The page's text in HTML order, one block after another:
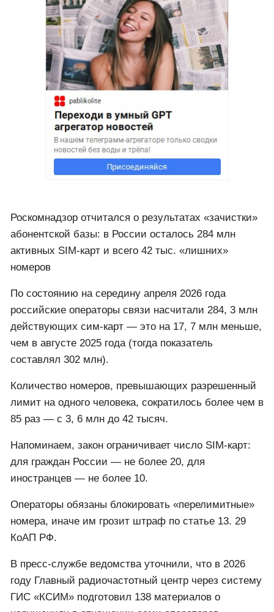
Роскомнадзор отчитался о результатах «зачистки»
абонентской базы: в России осталось 284 млн
активных SIM-карт и всего 42 тыс. «лишних»
номеров
По состоянию на середину апреля 2026 года
российские операторы связи насчитали 284, 3 млн
действующих сим-карт — это на 17, 7 млн меньше,
чем в августе 2025 года (тогда показатель
составлял 302 млн).
Количество номеров, превышающих разрешенный
лимит на одного человека, сократилось более чем в
85 раз — с 3, 6 млн до 42 тысяч.
Напоминаем, закон ограничивает число SIM-карт:
для граждан России — не более 20, для
иностранцев — не более 10.
Операторы обязаны блокировать «перелимитные»
номера, иначе им грозит штраф по статье 13. 29
КоАП РФ.
В пресс-службе ведомства уточнили, что в 2026
году Главный радиочастотный центр через систему
ГИС «КСИМ» подготовил 138 материалов о